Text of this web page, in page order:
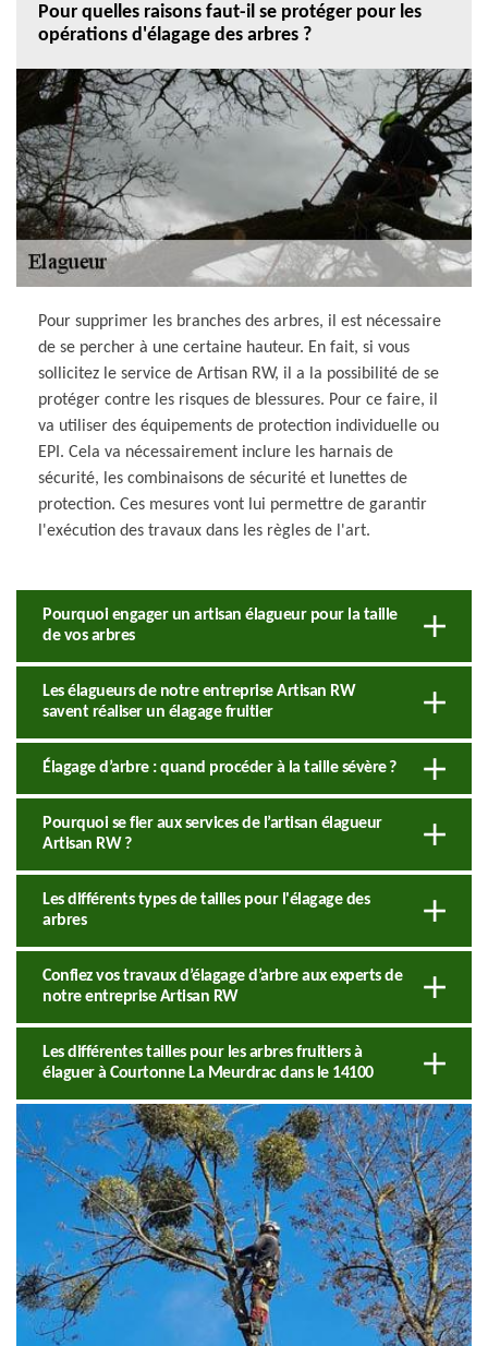
Pour quelles raisons faut-il se protéger pour les
opérations d'élagage des arbres ?
Pour supprimer les branches des arbres, il est nécessaire
de se percher à une certaine hauteur. En fait, si vous
sollicitez le service de Artisan RW, il a la possibilité de se
protéger contre les risques de blessures. Pour ce faire, il
va utiliser des équipements de protection individuelle ou
EPI. Cela va nécessairement inclure les harnais de
sécurité, les combinaisons de sécurité et lunettes de
protection. Ces mesures vont lui permettre de garantir
l'exécution des travaux dans les règles de l'art.
Pourquoi engager un artisan élagueur pour la taille
de vos arbres
Les élagueurs de notre entreprise Artisan RW
savent réaliser un élagage fruitier
Élagage d’arbre : quand procéder à la taille sévère ?
Pourquoi se fier aux services de l’artisan élagueur
Artisan RW ?
Les différents types de tailles pour l'élagage des
arbres
Confiez vos travaux d’élagage d’arbre aux experts de
notre entreprise Artisan RW
Les différentes tailles pour les arbres fruitiers à
élaguer à Courtonne La Meurdrac dans le 14100